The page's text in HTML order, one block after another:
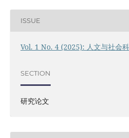
ISSUE
Vol. 1 No. 4 (2025): 人文与社会
SECTION
研究论文